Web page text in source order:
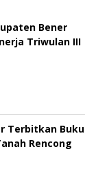
Bener
Triwulan III
Terbitkan Buku
Rencong